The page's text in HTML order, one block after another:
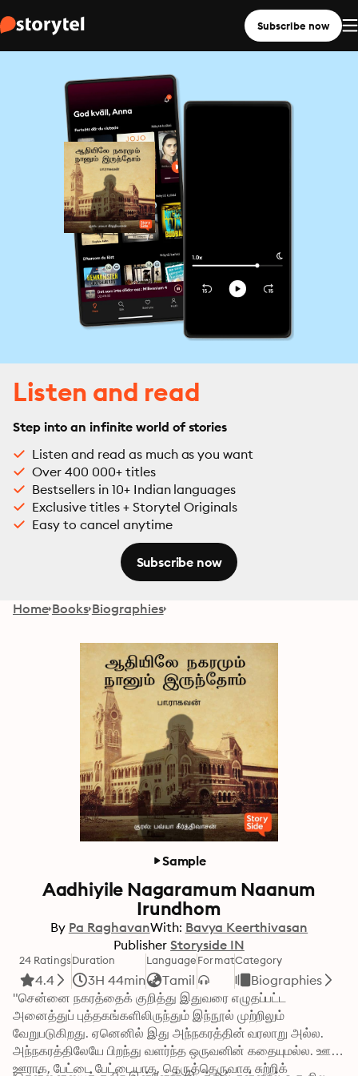
Subscribe now
Listen and read
Step into an infinite world of stories
Listen and read as much as you want
Over 400 000+ titles
Bestsellers in 10+ Indian languages
Exclusive titles + Storytel Originals
Easy to cancel anytime
Subscribe now
Home Books Biographies
Sample
Aadhiyile Nagaramum Naanum
Irundhom
By Pa RaghavanWith: Bavya Keerthivasan
Publisher Storyside IN
24 Ratings
4.4
Duration
3H 44min
Language
Tamil
FormatCategory
Biographies
"சென்னை நகரத்தைக் குறித்து இதுவரை எழுதப்பட்ட
அனைத்துப் புத்தகங்களிலிருந்தும் இந்நூல் முற்றிலும்
வேறுபடுகிறது. ஏனெனில் இது அந்நகரத்தின் வரலாறு அல்ல.
அந்நகரத்திலேயே பிறந்து வளர்ந்த ஒருவனின் கதையுமல்ல. ஊர்
ஊராக, பேட்டை பேட்டையாக, தெருத்தெருவாக சுற்றிக்